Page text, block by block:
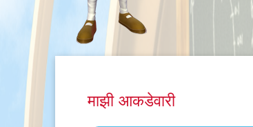
माझी आकडेवारी